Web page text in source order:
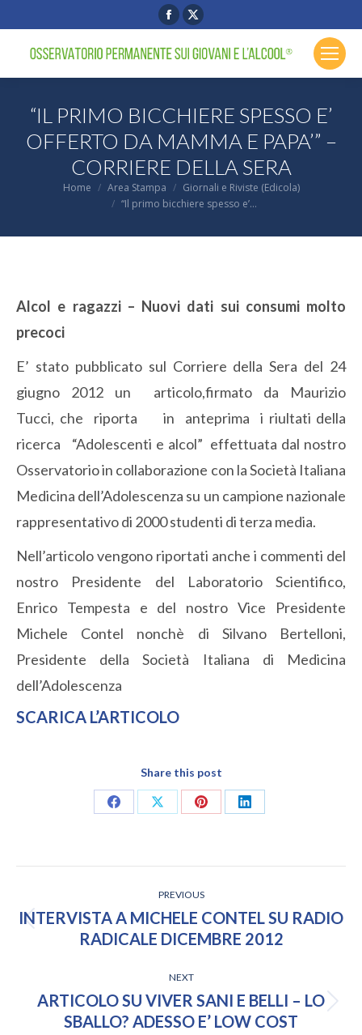
Facebook
page
opens
in
window
X
page
opens
in
window
“IL PRIMO BICCHIERE SPESSO E’
OFFERTO DA MAMMA E PAPA’” –
CORRIERE DELLA SERA
You are here:
Home Area Stampa
Giornali e Riviste (Edicola)
“Il primo bicchiere spesso e’…
Alcol e ragazzi – Nuovi dati sui consumi molto
precoci
E’ stato pubblicato sul Corriere della Sera del 24
giugno 2012 un articolo,firmato da Maurizio
Tucci, che riporta in anteprima i riultati della
ricerca “Adolescenti e alcol” effettuata dal nostro
Osservatorio in collaborazione con la Società Italiana
Medicina dell’Adolescenza su un campione nazionale
rappresentativo di 2000 studenti di terza media.
Nell’articolo vengono riportati anche i commenti del
nostro Presidente del Laboratorio Scientifico,
Enrico Tempesta e del nostro Vice Presidente
Michele Contel nonchè di Silvano Bertelloni,
Presidente della Società Italiana di Medicina
dell’Adolescenza
SCARICA L’ARTICOLO
Share this post
Share
Share
Share
Share
NAVIGATION
PREVIOUS
Previous
post:
INTERVISTA A MICHELE CONTEL SU RADIO
RADICALE DICEMBRE 2012
NEXT
Next
post:
ARTICOLO SU VIVER SANI E BELLI – LO
SBALLO? ADESSO E’ LOW COST